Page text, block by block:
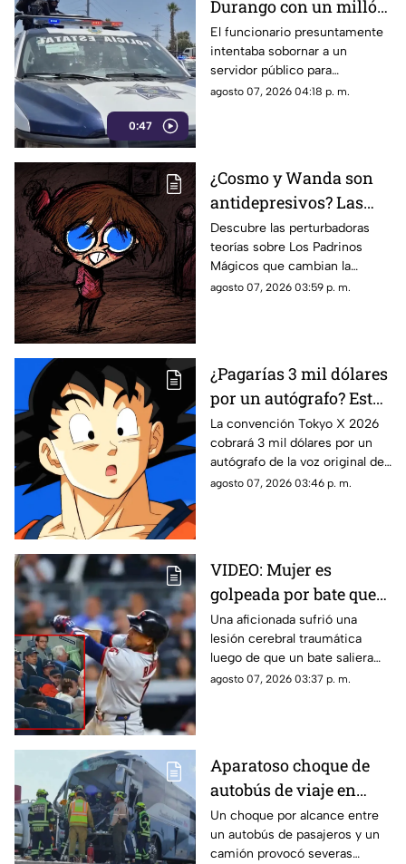
0:47
Durango con un millón
de pesos y un arma de
fuego
El funcionario presuntamente
intentaba sobornar a un
servidor público para
reclasificar diversas causas
agosto 07, 2026 04:18 p. m.
¿Cosmo y Wanda son
antidepresivos? Las
perturbadoras teorías y
las hipótesis más
oscuras sobre Los
Padrinos Mágicos
Descubre las perturbadoras
teorías sobre Los Padrinos
Mágicos que cambian la
historia de Timmy Turner y el
agosto 07, 2026 03:59 p. m.
¿Pagarías 3 mil dólares
por un autógrafo? Esto
cobra quien da voz a
Goku e indigna a los
fans
La convención Tokyo X 2026
cobrará 3 mil dólares por un
autógrafo de la voz original de
Goku en Dragon Ball. Fans
agosto 07, 2026 03:46 p. m.
VIDEO: Mujer es
golpeada por bate que
salió volando en
partido de los Yankees;
los demandó por 10
millones de dólares
Una aficionada sufrió una
lesión cerebral traumática
luego de que un bate saliera
disparado hacia las gradas en
agosto 07, 2026 03:37 p. m.
Aparatoso choque de
autobús de viaje en
carretera deja un
conductor prensado y
Un choque por alcance entre
un autobús de pasajeros y un
camión provocó severas